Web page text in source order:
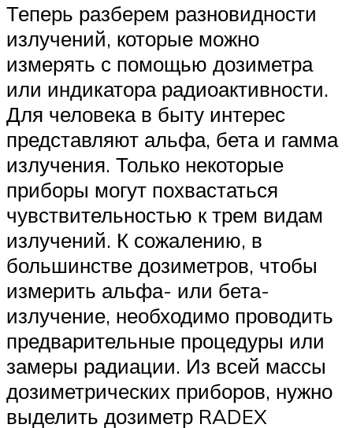
Теперь разберем разновидности
излучений, которые можно
измерять с помощью дозиметра
или индикатора радиоактивности.
Для человека в быту интерес
представляют альфа, бета и гамма
излучения. Только некоторые
приборы могут похвастаться
чувствительностью к трем видам
излучений. К сожалению, в
большинстве дозиметров, чтобы
измерить альфа- или бета-
излучение, необходимо проводить
предварительные процедуры или
замеры радиации. Из всей массы
дозиметрических приборов, нужно
выделить дозиметр RADEX